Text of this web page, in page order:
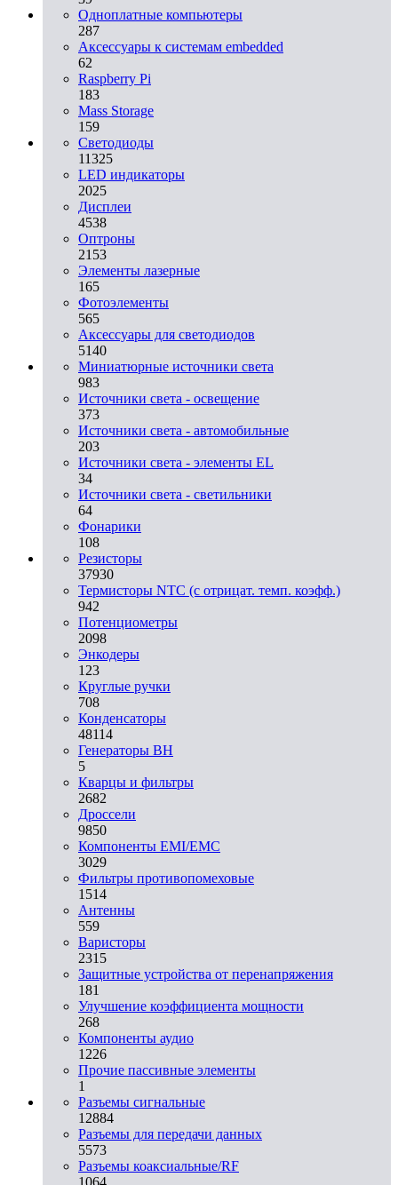
Одноплатные компьютеры
287
Аксессуары к системам embedded
62
Raspberry Pi
183
Mass Storage
159
Светодиоды
11325
LED индикаторы
2025
Дисплеи
4538
Оптроны
2153
Элементы лазерные
165
Фотоэлементы
565
Аксессуары для светодиодов
5140
Миниатюрные источники света
983
Источники света - освещение
373
Источники света - автомобильные
203
Источники света - элементы EL
34
Источники света - светильники
64
Фонарики
108
Резисторы
37930
Термисторы NTC (с отрицат. темп. коэфф.)
942
Потенциометры
2098
Энкодеры
123
Круглые ручки
708
Конденсаторы
48114
Генераторы ВН
5
Кварцы и фильтры
2682
Дроссели
9850
Компоненты EMI/EMC
3029
Фильтры противопомеховые
1514
Антенны
559
Варисторы
2315
Защитные устройства от перенапряжения
181
Улучшение коэффициента мощности
268
Компоненты аудио
1226
Прочие пассивные элементы
1
Разъeмы сигнальные
12884
Разъeмы для передачи данных
5573
Разъeмы коаксиальные/RF
1064